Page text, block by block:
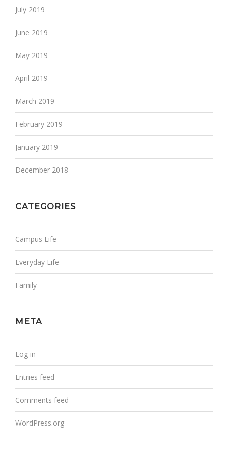
July 2019
June 2019
May 2019
April 2019
March 2019
February 2019
January 2019
December 2018
CATEGORIES
Campus Life
Everyday Life
Family
META
Log in
Entries feed
Comments feed
WordPress.org